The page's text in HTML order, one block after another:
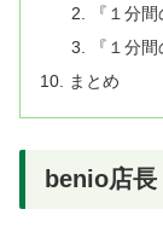
『１分
『１分
まとめ
benio店